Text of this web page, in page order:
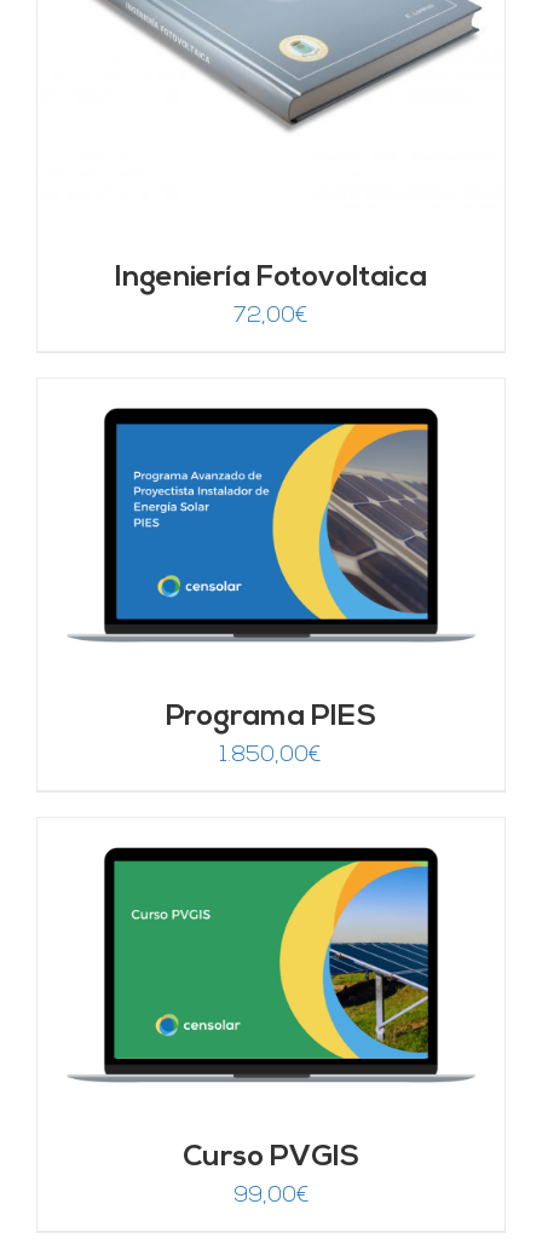
Ingeniería Fotovoltaica
72,00€
Programa PIES
1.850,00€
Curso PVGIS
99,00€